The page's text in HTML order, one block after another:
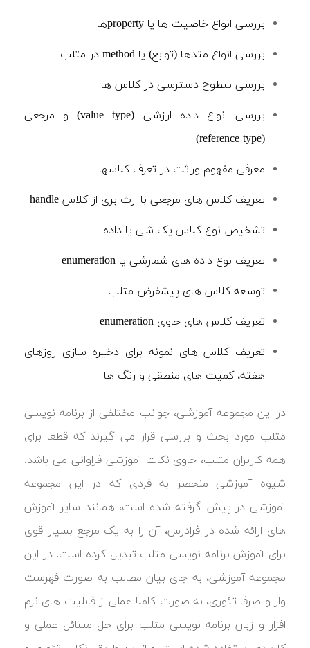
بررسی انواع خاصیت ها یا propertyها
بررسی انواع متدها (توابع) یا method در متلب
بررسی سطوح دسترسی در کلاس ها
بررسی انواع داده ارزشی (value type) و مرجعی
(reference type)
معرفی مفهوم وراثت در تعرف کلاسها
تعریف کلاس های مرجعی با ارث بری از کلاس handle
تشخیص نوع کلاس یک شی یا داده
تعریف نوع داده های شمارشی یا enumeration
توسعه کلاس های پیشفرض متلب
تعریف کلاس های حاوی enumeration
تعریف کلاس های نمونه برای ذخیره سازی روزهای
هفته، کمیت های منطقی و رنگ ها
در این مجموعه آموزشی، جوانب مختلفی از برنامه نویسی
متلب مورد بحث و بررسی قرار می گیرند که قطعا برای
همه کاربران متلب، حاوی نکات آموزشی فراوانی می باشد.
شیوه آموزشی منحصر به فردی که در این مجموعه
آموزشی در پیش گرفته شده است، همانند سایر آموزش
های ارائه شده در فرادرس، آن را به یک مرجع بسیار قوی
برای آموزش برنامه نویسی متلب تبدیل کرده است. در این
مجموعه آموزشی، به جای بیان مطالب به صورت فهرست
وار و صرفا تئوری، به صورت کاملا عملی از قابلیت های نرم
افزار و زبان برنامه نویسی متلب برای حل مسائل عملی و